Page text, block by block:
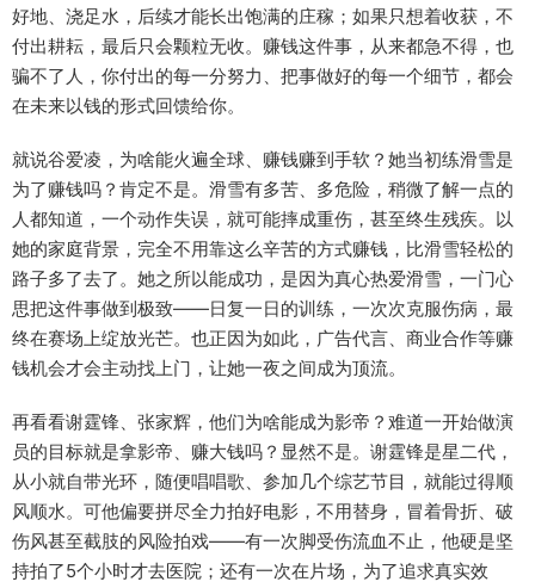
好地、浇足水，后续才能长出饱满的庄稼；如果只想着收获，不
付出耕耘，最后只会颗粒无收。赚钱这件事，从来都急不得，也
骗不了人，你付出的每一分努力、把事做好的每一个细节，都会
在未来以钱的形式回馈给你。
就说谷爱凌，为啥能火遍全球、赚钱赚到手软？她当初练滑雪是
为了赚钱吗？肯定不是。滑雪有多苦、多危险，稍微了解一点的
人都知道，一个动作失误，就可能摔成重伤，甚至终生残疾。以
她的家庭背景，完全不用靠这么辛苦的方式赚钱，比滑雪轻松的
路子多了去了。她之所以能成功，是因为真心热爱滑雪，一门心
思把这件事做到极致——日复一日的训练，一次次克服伤病，最
终在赛场上绽放光芒。也正因为如此，广告代言、商业合作等赚
钱机会才会主动找上门，让她一夜之间成为顶流。
再看看谢霆锋、张家辉，他们为啥能成为影帝？难道一开始做演
员的目标就是拿影帝、赚大钱吗？显然不是。谢霆锋是星二代，
从小就自带光环，随便唱唱歌、参加几个综艺节目，就能过得顺
风顺水。可他偏要拼尽全力拍好电影，不用替身，冒着骨折、破
伤风甚至截肢的风险拍戏——有一次脚受伤流血不止，他硬是坚
持拍了5个小时才去医院；还有一次在片场，为了追求真实效